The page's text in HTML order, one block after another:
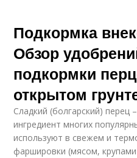
Подкормка
Обзор
подкормки
открытом
Сладкий (болгарский)
ингредиент многих
используют в свежем и
фаршировки (мясом,